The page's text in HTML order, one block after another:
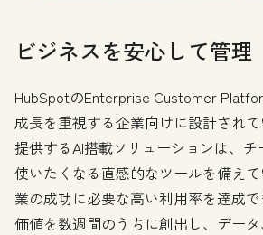
ビジネスを安心して管理
HubSpotのEnterprise Customer
成長を重視する企業向けに設計され
提供するAI搭載ソリューションは、
使いたくなる直感的なツールを備え
業の成功に必要な高い利用率を達成
価値を数週間のうちに創出し、デー